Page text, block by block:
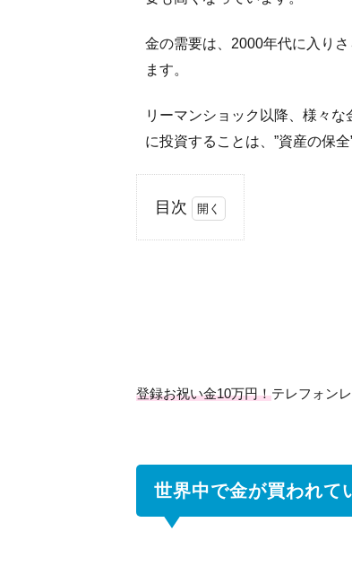
金の需要は、2000年代に入り
ます。
リーマンショック以降、様々
に投資することは、”資産の保
目次
わ
い
る
由
登録お祝い金10万円！テレフォン
世界中で金が買われて